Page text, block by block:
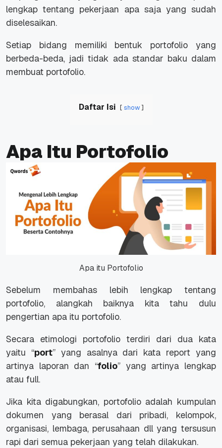
lengkap tentang pekerjaan apa saja yang sudah
diselesaikan.
Setiap bidang memiliki bentuk portofolio yang
berbeda-beda, jadi tidak ada standar baku dalam
membuat portofolio.
Daftar Isi show
Apa Itu Portofolio
Apa itu Portofolio
Sebelum membahas lebih lengkap tentang
portofolio, alangkah baiknya kita tahu dulu
pengertian apa itu portofolio.
Secara etimologi portofolio terdiri dari dua kata
yaitu “port” yang asalnya dari kata report yang
artinya laporan dan “folio” yang artinya lengkap
atau full.
Jika kita digabungkan, portofolio adalah kumpulan
dokumen yang berasal dari pribadi, kelompok,
organisasi, lembaga, perusahaan dll yang tersusun
rapi dari semua pekerjaan yang telah dilakukan.